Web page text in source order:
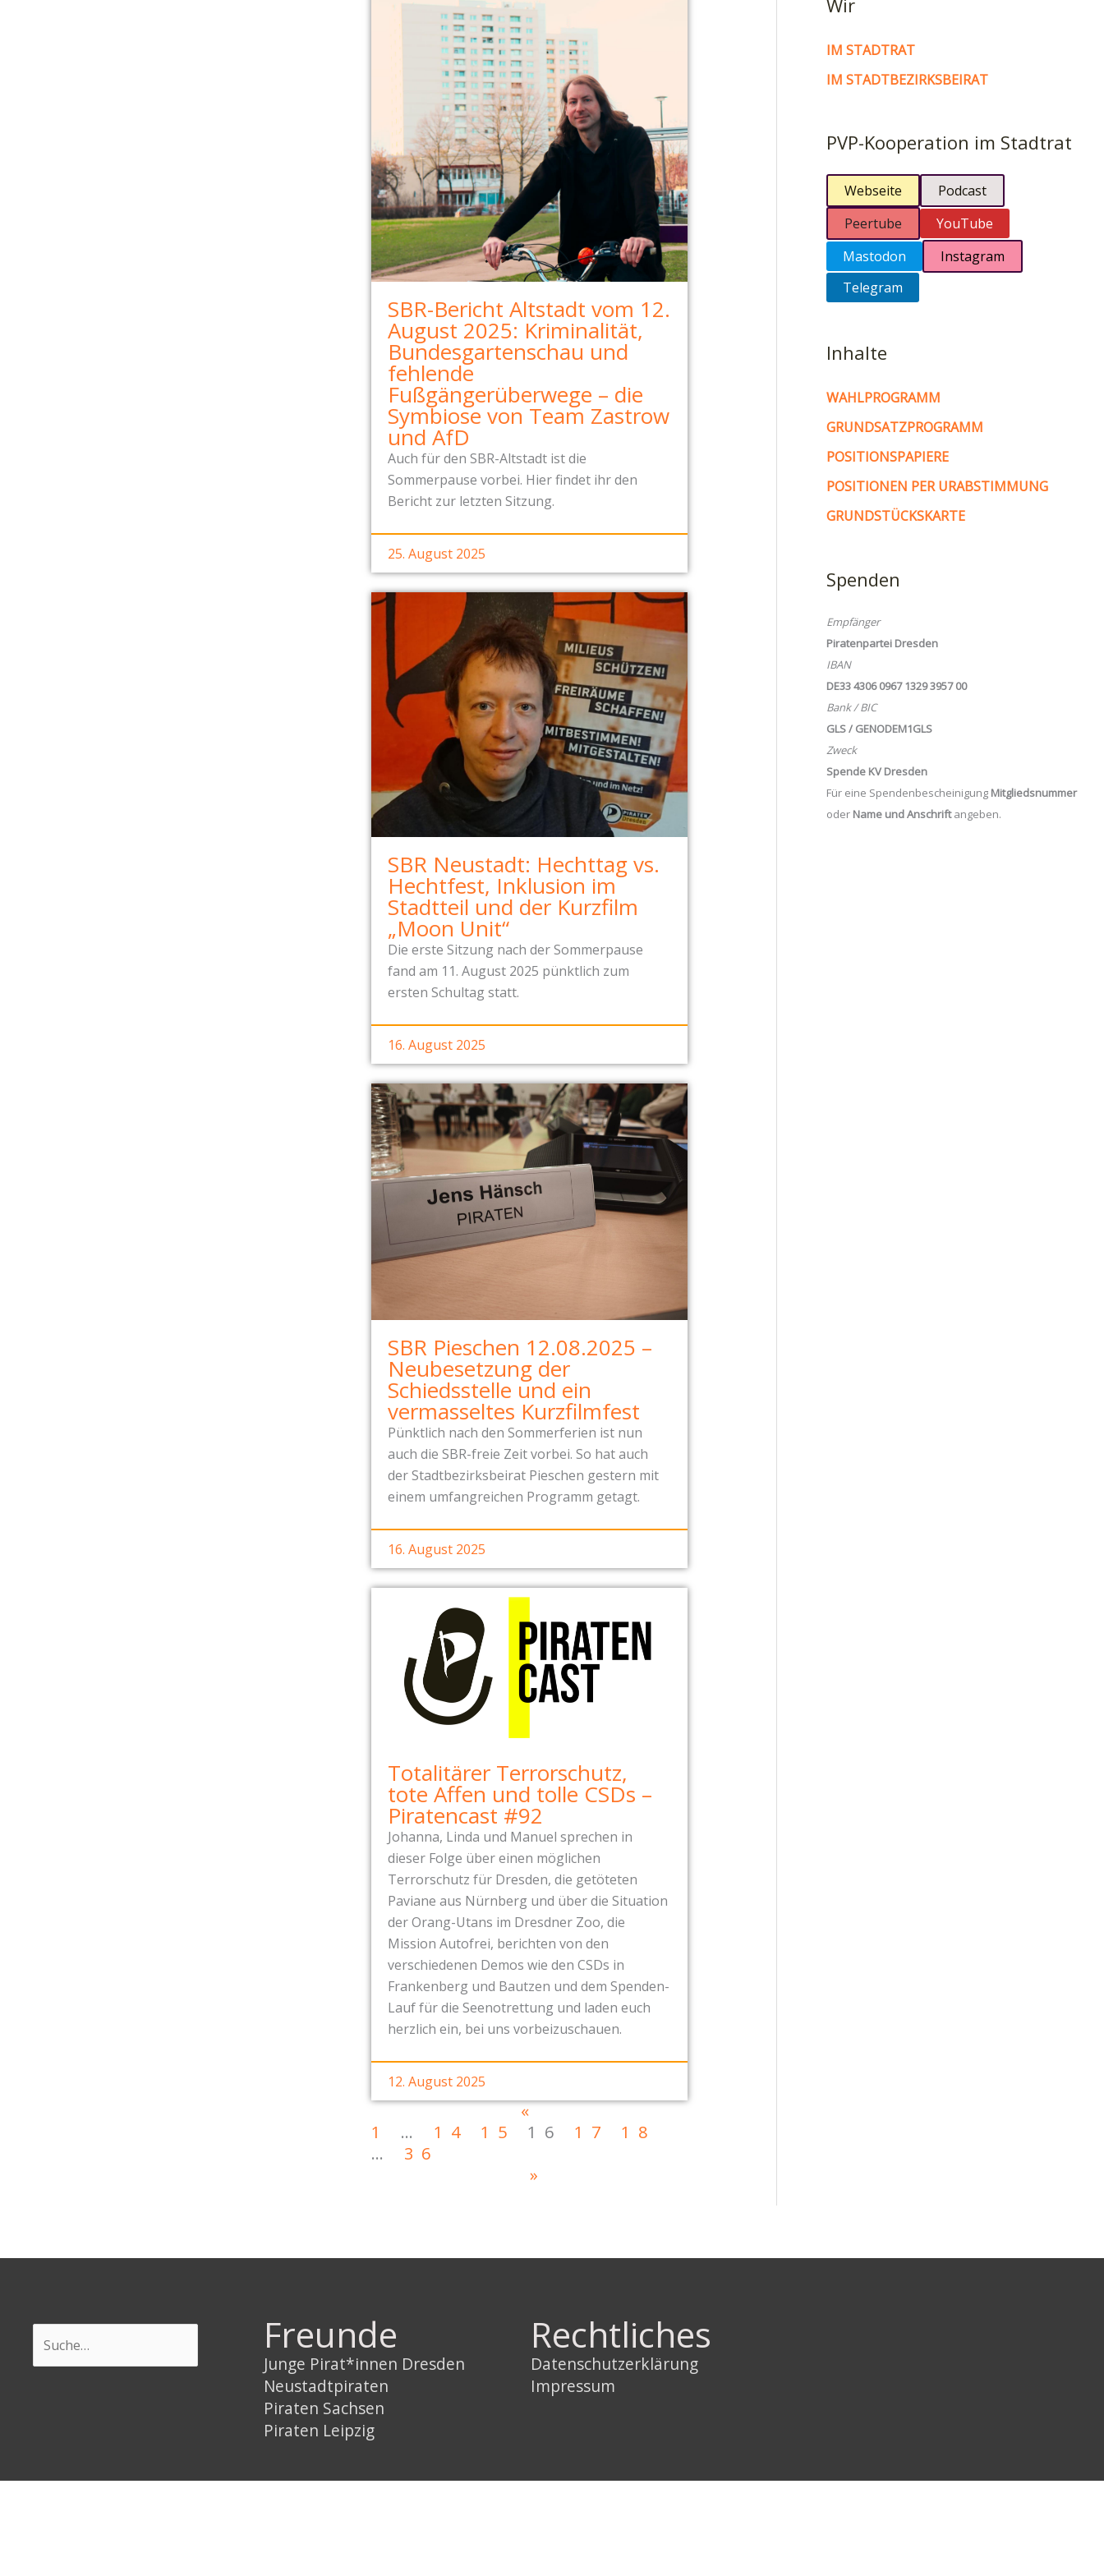
SBR-Bericht Altstadt vom 12.
August 2025: Kriminalität,
Bundesgartenschau und
fehlende
Fußgängerüberwege – die
Symbiose von Team Zastrow
und AfD
Auch für den SBR-Altstadt ist die
Sommerpause vorbei. Hier findet ihr den
Bericht zur letzten Sitzung.
25. August 2025
SBR Neustadt: Hechttag vs.
Hechtfest, Inklusion im
Stadtteil und der Kurzfilm
„Moon Unit“
Die erste Sitzung nach der Sommerpause
fand am 11. August 2025 pünktlich zum
ersten Schultag statt.
16. August 2025
SBR Pieschen 12.08.2025 –
Neubesetzung der
Schiedsstelle und ein
vermasseltes Kurzfilmfest
Pünktlich nach den Sommerferien ist nun
auch die SBR-freie Zeit vorbei. So hat auch
der Stadtbezirksbeirat Pieschen gestern mit
einem umfangreichen Programm getagt.
16. August 2025
Totalitärer Terrorschutz,
tote Affen und tolle CSDs –
Piratencast #92
Johanna, Linda und Manuel sprechen in
dieser Folge über einen möglichen
Terrorschutz für Dresden, die getöteten
Paviane aus Nürnberg und über die Situation
der Orang-Utans im Dresdner Zoo, die
Mission Autofrei, berichten von den
verschiedenen Demos wie den CSDs in
Frankenberg und Bautzen und dem Spenden-
Lauf für die Seenotrettung und laden euch
herzlich ein, bei uns vorbeizuschauen.
12. August 2025
«
1
… 14 15 16 17
18
…
36
»
IM STADTRAT
IM STADTBEZIRKSBEIRAT
PVP-Kooperation im Stadtrat
Webseite
Podcast
Peertube
YouTube
Mastodon
Instagram
Telegram
Inhalte
WAHLPROGRAMM
GRUNDSATZPROGRAMM
POSITIONSPAPIERE
POSITIONEN PER URABSTIMMUNG
GRUNDSTÜCKSKARTE
Spenden
Empfänger
Piratenpartei Dresden
IBAN
DE33 4306 0967 1329 3957 00
Bank / BIC
GLS / GENODEM1GLS
Zweck
Spende KV Dresden
Für eine Spendenbescheinigung Mitgliedsnummer
oder Name und Anschriftangeben.
Freunde
Junge Pirat*innen Dresden
Neustadtpiraten
Piraten Sachsen
Piraten Leipzig
Rechtliches
Datenschutzerklärung
Impressum